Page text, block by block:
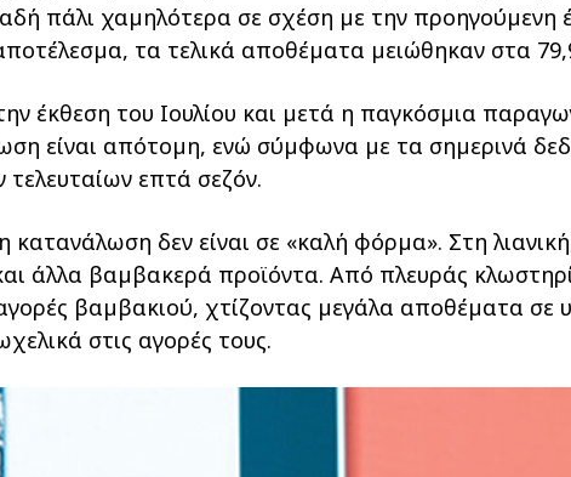
πάλι χαµηλότερα σε σχέση µε την
τα τελικά αποθέµατα µειώθηκαν στα
έκθεση του Ιουλίου και µετά η παγκόσµια
είναι απότοµη, ενώ σύµφωνα µε τα σηµερινά
επτά σεζόν.
δεν είναι σε «καλή φόρµα». Στη
άλλα βαµβακερά προϊόντα. Από πλευράς
βαµβακιού, χτίζοντας µεγάλα αποθέµατα σε
στις αγορές τους.